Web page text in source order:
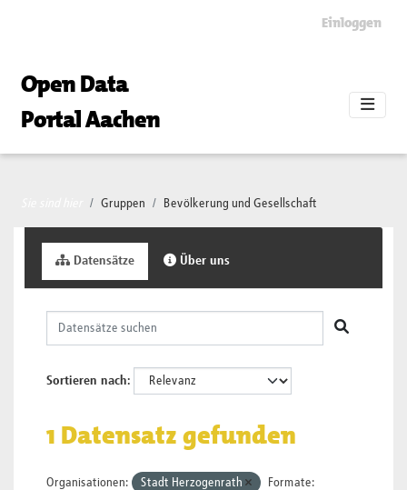
Einloggen
Open Data
Portal Aachen
Gruppen Bevölkerung und Gesellschaft
Datensätze Über uns
Sortieren nach
1 Datensatz gefunden
Organisationen: Stadt Herzogenrath Formate: